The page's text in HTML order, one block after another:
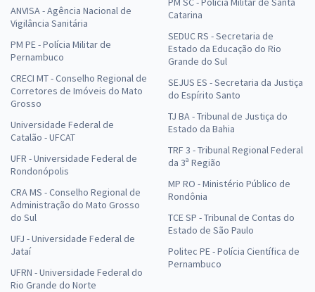
ANVISA - Agência Nacional de
Vigilância Sanitária
PM PE - Polícia Militar de
Pernambuco
CRECI MT - Conselho Regional de
Corretores de Imóveis do Mato
Grosso
Universidade Federal de
Catalão - UFCAT
UFR - Universidade Federal de
Rondonópolis
CRA MS - Conselho Regional de
Administração do Mato Grosso
do Sul
UFJ - Universidade Federal de
Jataí
UFRN - Universidade Federal do
Rio Grande do Norte
Catarina
SEDUC RS - Secretaria de
Estado da Educação do Rio
Grande do Sul
SEJUS ES - Secretaria da Justiça
do Espírito Santo
TJ BA - Tribunal de Justiça do
Estado da Bahia
TRF 3 - Tribunal Regional Federal
da 3ª Região
MP RO - Ministério Público de
Rondônia
TCE SP - Tribunal de Contas do
Estado de São Paulo
Politec PE - Polícia Científica de
Pernambuco